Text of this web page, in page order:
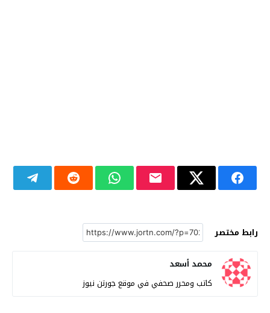
رابط مختصر
محمد أسعد
كاتب ومحرر صحفي في موقع جورتن نيوز